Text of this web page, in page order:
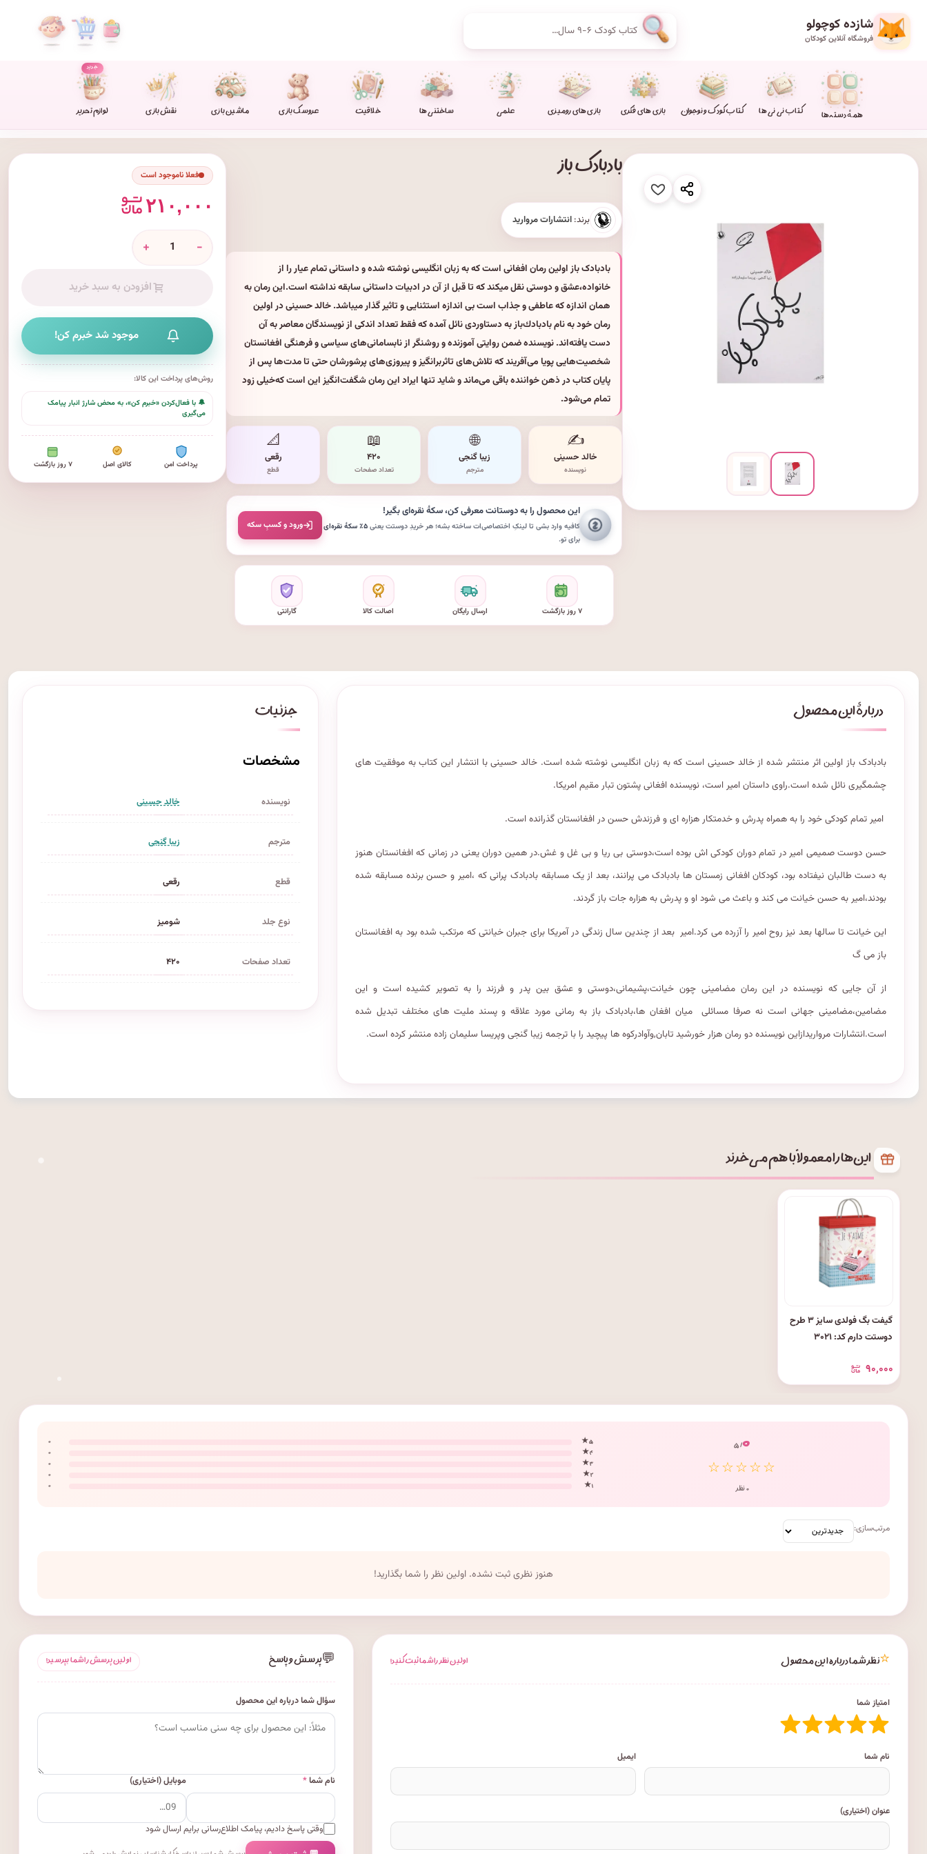
شازده کوچولو
فروشگاه آنلاین کودکان
همهٔ دسته‌ها کتاب نی نی ها کتاب کودک و نوجوان بازی های فکری بازی های رومیزی علمی ساختنی ها خلاقیت عروسک بازی ماشین بازی نقش بازی لوازم تحریر
جدید
بادبادک باز
برند: انتشارات مروارید
بادبادک باز اولین رمان افغانی است که به زبان انگلیسی نوشته شده و داستانی تمام عیار را از
خانواده،عشق و دوستی نقل میکند که تا قبل از آن در ادبیات داستانی سابقه نداشته است.این رمان به
همان اندازه که عاطفی و جذاب است بی اندازه استثنایی و تاثیر گذار میباشد. خالد حسینی در اولین
رمان خود به نام بادبادك‌باز به دستاوردی نائل آمده كه فقط تعداد اندكی از نویسندگان معاصر به آن
دست یافته‌اند. نویسنده ضمن روایتی آموزنده و روشنگر از نابسامانی‌های سیاسی و فرهنگی افغانستان
شخصیت‌هایی پویا می‌آفریند كه تلاش‌های تاثربرانگیز و پیروزی‌های پرشورشان حتی تا مدت‌ها پس از
پایان كتاب در ذهن خواننده باقی می‌ماند و شاید تنها ایراد این رمان شگفت‌انگیز این است كه‌خیلی زود
تمام می‌شود.
✍️
خالد حسینی
نویسنده
🌐
زیبا گنجی
مترجم
📖
۴۲۰
تعداد صفحات
📐
رقعی
قطع
این محصول را به دوستانت معرفی کن،سکهٔ نقره‌ایبگیر!
کافیه وارد بشی تا لینکِ اختصاصی‌ات ساخته بشه؛ هر خریدِ دوستت یعنی۵٪ سکهٔ نقره‌ای
برای تو.
ورود و کسبِ سکه
۷ روز بازگشت ارسال رایگان اصالت کالا گارانتی
فعلا ناموجود است
۲۱۰,۰۰۰
-
+
افزودن به سبد خرید
موجود شد خبرم کن!
روش‌های پرداخت این کالا:
🔔 با فعال‌کردن «خبرم کن»، به محض شارژ انبار پیامک
می‌گیری
پرداخت امن کالای اصل ۷ روز بازگشت
بادبادک باز اولین اثر منتشر شده از خالد حسینی است که به زبان انگلیسی نوشته شده است. خالد حسینی با انتشار این کتاب به موفقیت های
چشمگیری نائل شده است.راوی داستان امیر است، نویسنده افغانی پشتون تبار مقیم امریکا.
امیر تمام کودکی خود را به همراه پدرش و خدمتکار هزاره ای و فرزندش حسن در افغانستان گذرانده است.
حسن دوست صمیمی امیر در تمام دوران کودکی اش بوده است،دوستی بی ریا و بی غل و غش.در همین دوران یعنی در زمانی که افغانستان هنوز
به دست طالبان نیفتاده بود، کودکان افغانی زمستان ها بادبادک می پرانند، بعد از یک مسابقه بادبادک پرانی که ،امیر و حسن برنده مسابقه شده
بودند،امیر به حسن خیانت می کند و باعث می شود او و پدرش به هزاره جات باز گردند.
این خیانت تا سالها بعد نیز روح امیر را آزرده می کرد.امیر بعد از چندین سال زندگی در آمریکا برای جبران خیانتی که مرتکب شده بود به افغانستان
باز می گ
از آن جایی که نویسنده در این رمان مضامینی چون خیانت،پشیمانی،دوستی و عشق بین پدر و فرزند را به تصویر کشیده است و این
مضامین،مضامینی جهانی است نه صرفا مسائلی میان افغان ها،بادبادک باز به رمانی مورد علاقه و پسند ملیت های مختلف تبدیل شده
است.انتشارات مرواریدازاین نویسنده دو رمان هزار خورشید تابان,وآوادرکوه ها پیچید را با ترجمه زیبا گنجی وپریسا سلیمان زاده منتشر کرده است.
مشخصات
نویسنده خالد حسینی
مترجم زیبا گنجی
قطع رقعی
نوع جلد شومیز
تعداد صفحات ۴۲۰
این‌ها را معمولاً با هم می‌خرند
گیفت بگ فولدی سایز ۳ طرح
دوستت دارم کد: ۳۰۲۱
۹۰٬۰۰۰
۰/ ۵
☆☆☆☆☆
۰ نظر
۵ ★
۰
۴ ★
۰
۳ ★
۰
۲ ★
۰
۱ ★
۰
مرتب‌سازی:
هنوز نظری ثبت نشده. اولین نظر را شما بگذارید!
⭐نظر شما درباره این محصول اولین نظر را شما ثبت کنید!
امتیاز شما
نام شما ایمیل
عنوان (اختیاری)
💬پرسش و پاسخ اولین پرسش را شما بپرسید!
سؤال شما درباره این محصول
نام شما* موبایل (اختیاری)
وقتی پاسخ دادیم، پیامک اطلاع‌رسانی برایم ارسال شود